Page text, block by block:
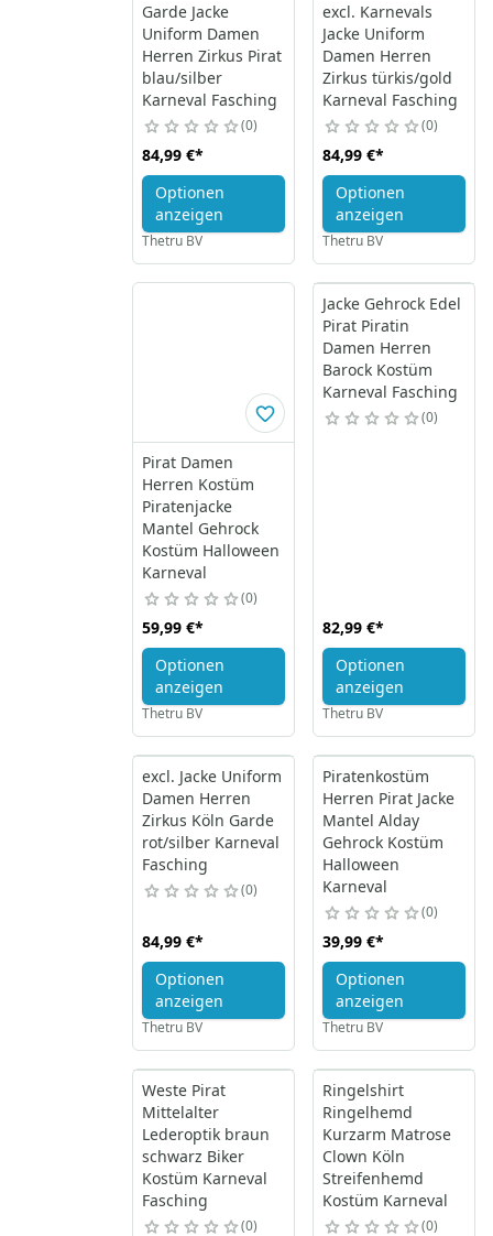
Garde Jacke
Uniform Damen
Herren Zirkus Pirat
blau/silber
Karneval Fasching
0
84,99 €*
Optionen
anzeigen
Thetru BV
excl. Karnevals
Jacke Uniform
Damen Herren
Zirkus türkis/gold
Karneval Fasching
0
84,99 €*
Optionen
anzeigen
Thetru BV
Pirat Damen
Herren Kostüm
Piratenjacke
Mantel Gehrock
Kostüm Halloween
Karneval
0
59,99 €*
Optionen
anzeigen
Thetru BV
Jacke Gehrock Edel
Pirat Piratin
Damen Herren
Barock Kostüm
Karneval Fasching
0
82,99 €*
Optionen
anzeigen
Thetru BV
excl. Jacke Uniform
Damen Herren
Zirkus Köln Garde
rot/silber Karneval
Fasching
0
84,99 €*
Optionen
anzeigen
Thetru BV
Piratenkostüm
Herren Pirat Jacke
Mantel Alday
Gehrock Kostüm
Halloween
Karneval
0
39,99 €*
Optionen
anzeigen
Thetru BV
Weste Pirat
Mittelalter
Lederoptik braun
schwarz Biker
Kostüm Karneval
Fasching
0
Ringelshirt
Ringelhemd
Kurzarm Matrose
Clown Köln
Streifenhemd
Kostüm Karneval
0